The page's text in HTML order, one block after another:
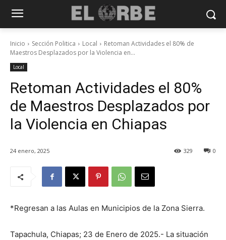
Inicio Sección Politica Local
Retoman Actividades el 80% de
Maestros Desplazados por la Violencia en...
Local
Retoman Actividades el 80%
de Maestros Desplazados por
la Violencia en Chiapas
24 enero, 2025 0
329
*Regresan a las Aulas en Municipios de la Zona Sierra.
Tapachula, Chiapas; 23 de Enero de 2025.- La situación